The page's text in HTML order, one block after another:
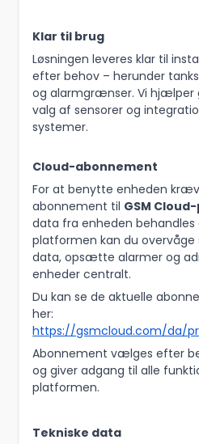
Klar til brug
Løsningen leveres klar til
efter behov – herunder
og alarmgrænser. Vi
valg af sensorer og
systemer.
Cloud-abonnement
For at benytte enheden
abonnement til GSM
data fra enheden behandles
platformen kan du overvåge
data, opsætte alarmer og
enheder centralt.
Du kan se de aktuelle
her:
https://gsmcloud.com/da/
Abonnement vælges efter
og giver adgang til alle
platformen.
Tekniske data